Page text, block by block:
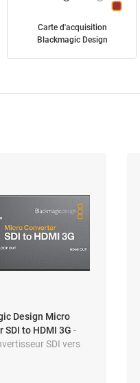
Carte d'acquisition
Blackmagic Design
Design Micro
SDI to HDMI 3G-
SDI vers